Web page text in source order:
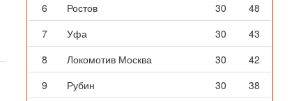
6
Ростов 30
48
7
Уфа 30
43
8
Локомотив Москва 30
42
9
Рубин 30
38